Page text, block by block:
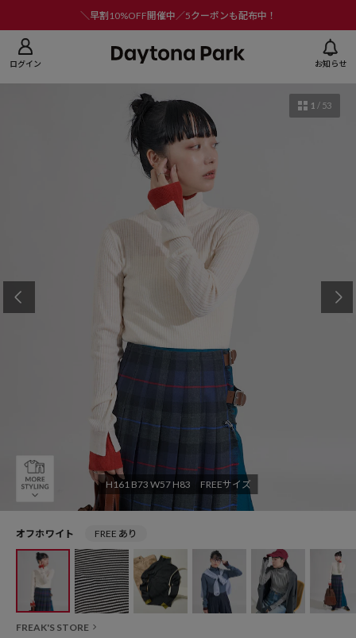
＼早割10%OFF開催中／5クーポンも配布中！
ログイン お知らせ
H161 B73 W57 H83 FREEサイズ
1 / 53
オフホワイト FREE あり
FREAK'S STORE